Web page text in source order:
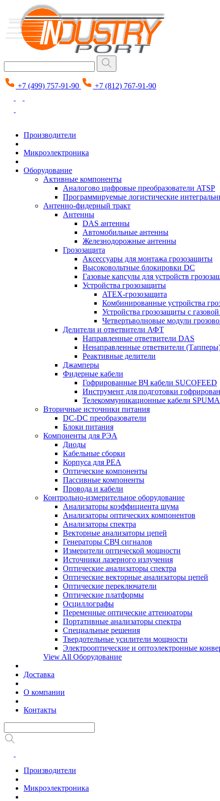
+7 (499) 757-91-90 +7 (812) 767-91-90
Производители
Микроэлектроника
Оборудование
Активные компоненты
Аналогово цифровые преобразователи ATSP
Программируемые логистические
Антенно-фидерный тракт
Антенны
DAS антенны
Автомобильные антенны
Железнодорожные антенны
Грозозащита
Аксессуары для монтажа грозозащиты
Высоковольтные блокировки DC
Газовые капсулы для устройств
Устройства грозозащиты
ATEX-грозозащита
Комбинированные устройства
Устройства грозозащиты с
Четвертьволновые модули
Делители и ответвители АФТ
Направленные ответвители DAS
Ненаправленные ответвители
Реактивные делители
Джамперы
Фидерные кабели
Гофрированные ВЧ кабели SUCOFEED
Инструмент для подготовки
Телекоммуникационные кабели SPUMA
Вторичные источники питания
DC-DC преобразователи
Блоки питания
Компоненты для РЭА
Диоды
Кабельные сборки
Корпуса для РЕА
Оптические компоненты
Пассивные компоненты
Провода и кабели
Контрольно-измерительное оборудование
Анализаторы коэффициента шума
Анализаторы оптических компонентов
Анализаторы спектра
Векторные анализаторы цепей
Генераторы СВЧ сигналов
Измерители оптической мощности
Источники лазерного излучения
Оптические анализаторы спектра
Оптические векторные анализаторы цепей
Оптические переключатели
Оптические платформы
Осциллографы
Переменные оптические аттенюаторы
Портативные анализаторы спектра
Специальные решения
Твердотельные усилители мощности
Электрооптические и оптоэлектронные
View All Оборудование
Доставка
О компании
Контакты
Производители
Микроэлектроника